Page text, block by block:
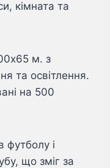
кімната та
м. з
та освітлення.
на 500
футболу і
що зміг за